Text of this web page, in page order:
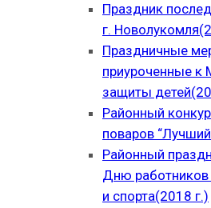
Праздник
г.
Праздничные
приуроченные
защиты
Районный
поваров
Районный
Дню работников
и спорта(2018 г.)